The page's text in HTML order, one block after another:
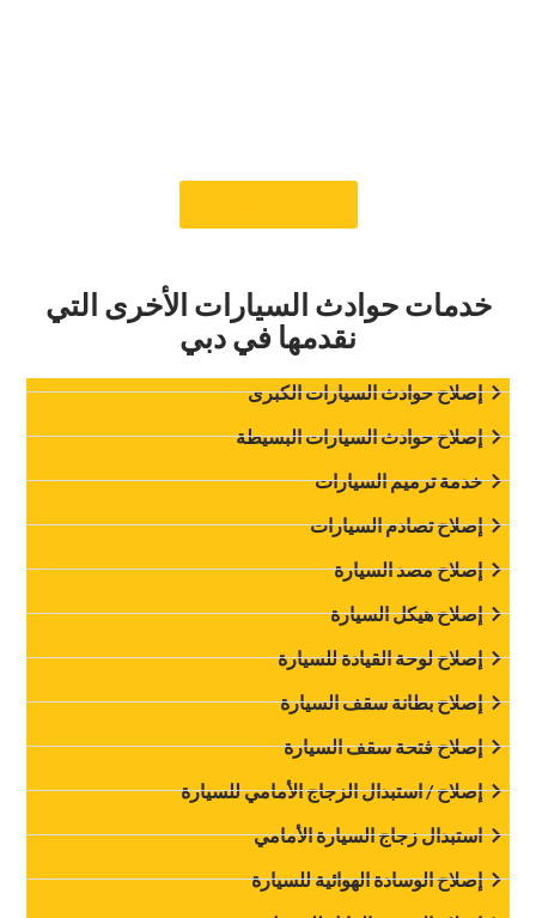
‏خدمات حوادث السيارات الأخرى التي
نقدمها في دبي‏
‏إصلاح حوادث السيارات الكبرى‏
‏إصلاح حوادث السيارات البسيطة‏
‏خدمة ترميم السيارات‏
‏إصلاح تصادم السيارات‏
‏إصلاح مصد السيارة‏
‏إصلاح هيكل السيارة‏
‏إصلاح لوحة القيادة للسيارة‏
‏إصلاح بطانة سقف السيارة‏
‏إصلاح فتحة سقف السيارة‏
‏إصلاح / استبدال الزجاج الأمامي للسيارة‏
استبدال زجاج السيارة الأمامي
‏إصلاح الوسادة الهوائية للسيارة‏